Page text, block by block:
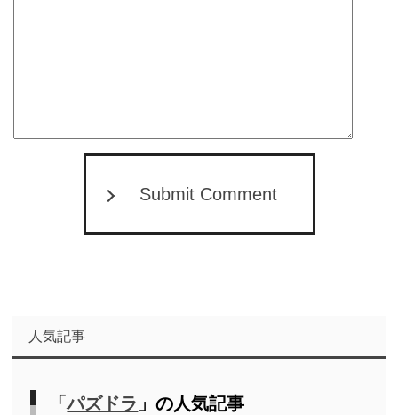
Submit Comment
人気記事
「パズドラ 」の人気記事